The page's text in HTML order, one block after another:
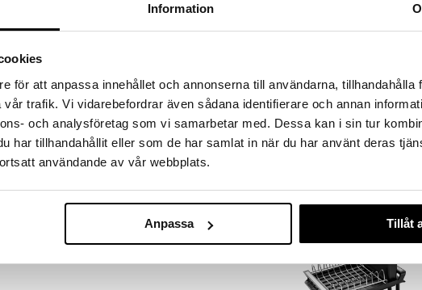
Information
för att anpassa innehållet och annonserna till användarna, tillhandahålla
trafik. Vi vidarebefordrar även sådana identifierare och annan
och analysföretag som vi samarbetar med. Dessa kan i sin tur
har tillhandahållit eller som de har samlat in när du har använt deras
användande av vår webbplats.
Anpassa Tillåt
31.8.2026 asti mutta ole nopea -
voivat päästä loppumaan!
nahkaremmillä, jonka ansiosta
toiseen. Kaikki Eva Solon
kun tarvitaan repäistä paperipala nopeasti.
syntymistä ruokapöytään ja keittiötasoille.
vaihtoehtona
Iris Hantverk Harjasetti
IRIS HANTVERK